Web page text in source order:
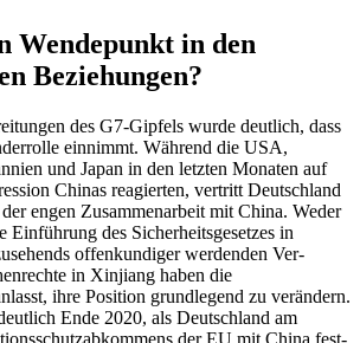
Wendepunkt in den
Beziehungen?
des G7-Gip­fels wurde deutlich, dass
einnimmt. Während die USA,
und Japan in den letzten Monaten auf
Chinas reagierten, vertritt Deutsch­land
engen Zusammenarbeit mit China. Weder
des Sicherheitsgesetzes in
offenkundiger werdenden Ver­
in Xinjiang haben die
ihre Position grundlegend zu verändern.
Ende 2020, als Deutschland am
der EU mit China fest­